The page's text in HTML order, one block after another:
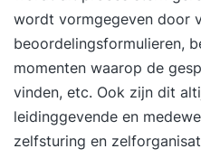
wordt vormgegeven door
beoordelingsformulieren,
momenten waarop de
vinden, etc. Ook zijn dit
leidinggevende en
zelfsturing en